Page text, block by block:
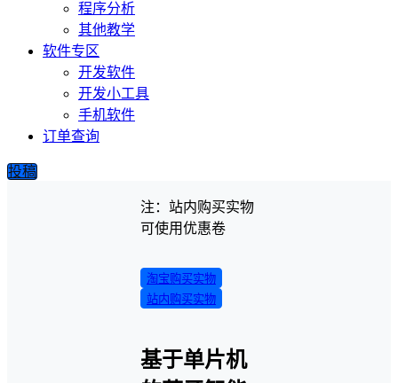
程序分析
其他教学
软件专区
开发软件
开发小工具
手机软件
订单查询
投稿
注：站内购买实物
可使用优惠卷
淘宝购买实物
站内购买实物
基于单片机